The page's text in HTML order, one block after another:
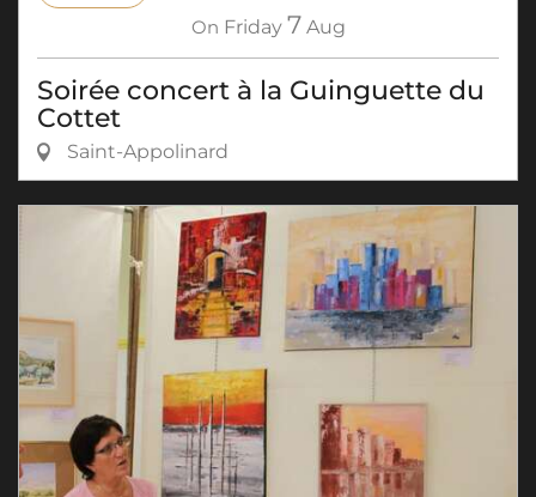
On Friday 7 Aug
Soirée concert à la Guinguette du
Cottet
Saint-Appolinard